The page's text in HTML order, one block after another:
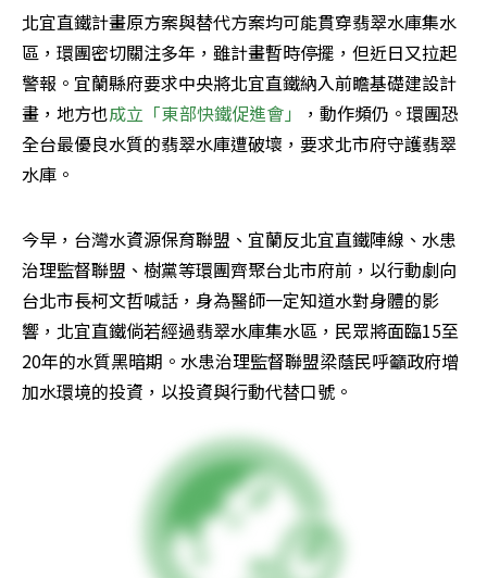
北宜直鐵計畫原方案與替代方案均可能貫穿翡翠水庫集水
區，環團密切關注多年，雖計畫暫時停擺，但近日又拉起
警報。宜蘭縣府要求中央將北宜直鐵納入前瞻基礎建設計
畫，地方也成立「東部快鐵促進會」
，動作頻仍。環團恐
全台最優良水質的翡翠水庫遭破壞，要求北市府守護翡翠
水庫。
今早，台灣水資源保育聯盟、宜蘭反北宜直鐵陣線、水患
治理監督聯盟、樹黨等環團齊聚台北市府前，以行動劇向
台北市長柯文哲喊話，身為醫師一定知道水對身體的影
響，北宜直鐵倘若經過翡翠水庫集水區，民眾將面臨15至
20年的水質黑暗期。水患治理監督聯盟梁蔭民呼籲政府增
加水環境的投資，以投資與行動代替口號。